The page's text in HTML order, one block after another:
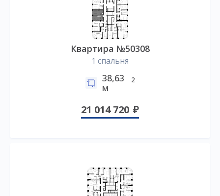
Квартира №50308
1 спальня
38,63
м
2
21 014 720